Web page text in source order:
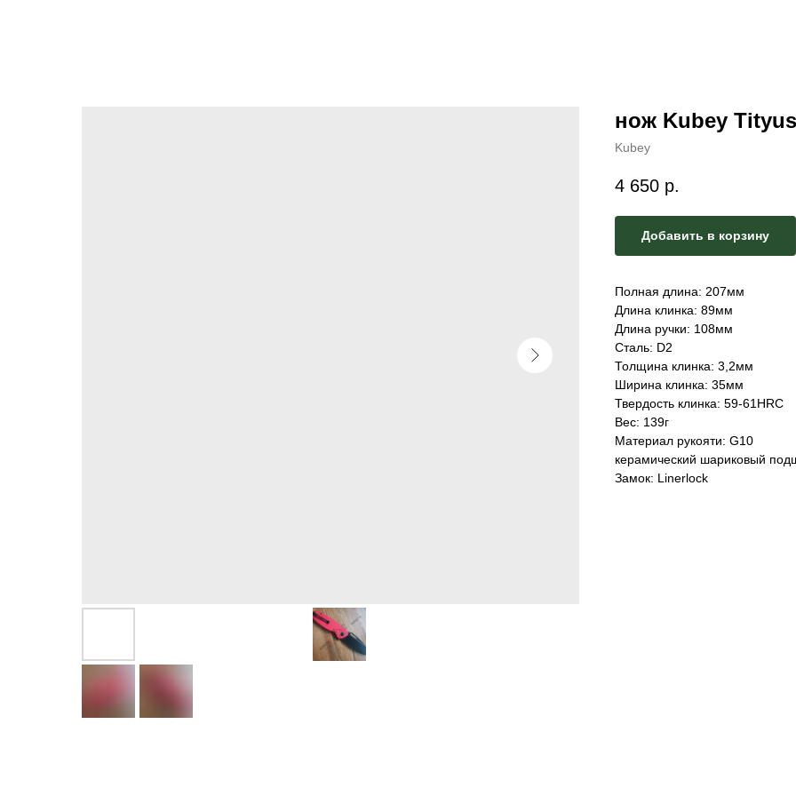
нож Kubey Tityus
Kubey
4 650 р.
Добавить в корзину
Полная длина: 207мм
Длина клинка: 89мм
Длина ручки: 108мм
Сталь: D2
Толщина клинка: 3,2мм
Ширина клинка: 35мм
Твердость клинка: 59-61HRC
Вес: 139г
Материал рукояти: G10
керамический шариковый
Замок: Linerlock